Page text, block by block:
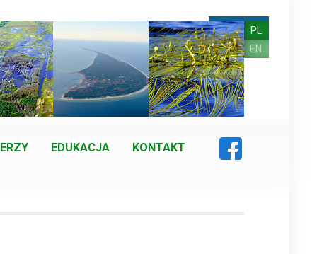
PL
EN
EDUKACJA KONTAKT